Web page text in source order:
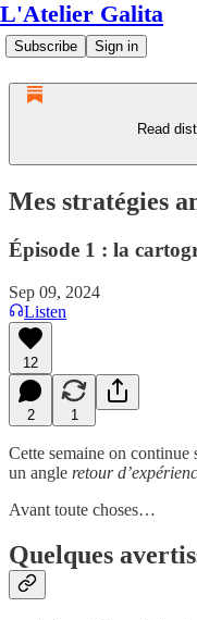
L'Atelier Galita
Subscribe Sign in
Read
Mes stratégies
Épisode 1 : la
Sep 09, 2024
Listen
12
2 1
Cette semaine on continue
un angle retour
Avant toute choses…
Quelques